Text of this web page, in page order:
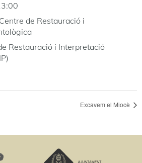
de Restauració i
Restauració i Interpretació
Excavem el Miocè